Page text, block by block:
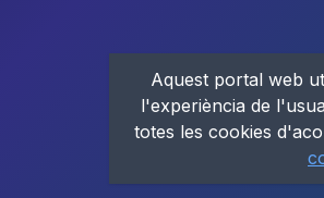
Aquest portal web
l'experiència de
totes les cookies